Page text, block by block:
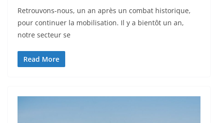
Retrouvons-nous, un an après un combat historique,
pour continuer la mobilisation. Il y a bientôt un an,
notre secteur se
Read More